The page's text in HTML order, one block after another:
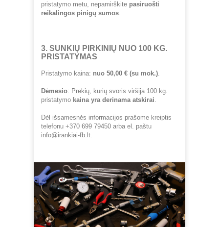
pristatymo metu, nepamirškite pasiruošti
reikalingos pinigų sumos.
3. SUNKIŲ PIRKINIŲ NUO 100 KG.
PRISTATYMAS
Pristatymo kaina: nuo 50,00 € (su mok.).
Dėmesio: Prekių, kurių svoris viršija 100 kg.
pristatymo kaina yra derinama atskirai.
Dėl išsamesnės informacijos prašome kreiptis
telefonu +370 699 79450 arba el. paštu
info@irankiai-fb.lt.